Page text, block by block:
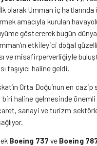
İlk olarak Umman iç
amacıyla kurulan
göstererek bugün
etkileyici doğal
ve misafirperverliğiyle
taşıyıcı haline geldi.
Orta Doğu’nun en cazip
biri haline gelmesinde önemli
sanayi ve turizm
Boeing 737 ve Boeing